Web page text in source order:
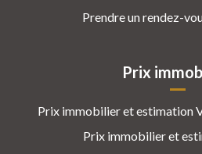
Prendre un rendez-
Prix
Prix immobilier et estimation
Prix immobilier et